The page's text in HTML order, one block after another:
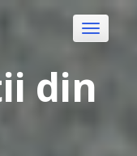
din
Toggle